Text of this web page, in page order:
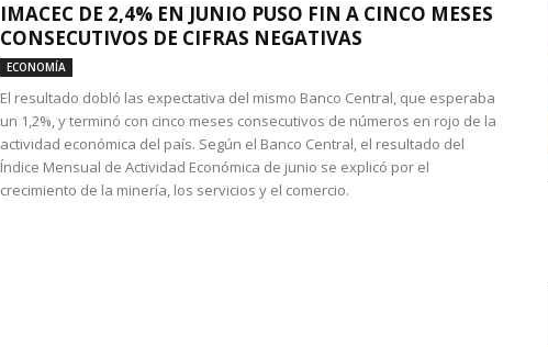
IMACEC DE 2,4% EN JUNIO PUSO FIN A CINCO MESES
CONSECUTIVOS DE CIFRAS NEGATIVAS
ECONOMÍA
El resultado dobló las expectativa del mismo Banco Central, que esperaba
un 1,2%, y terminó con cinco meses consecutivos de números en rojo de la
actividad económica del país. Según el Banco Central, el resultado del
Índice Mensual de Actividad Económica de junio se explicó por el
crecimiento de la minería, los servicios y el comercio.